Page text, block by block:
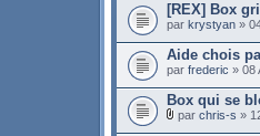
[REX] Box
par krystyan »
Aide chois
par frederic » 08
Box qui se
par chris-s »